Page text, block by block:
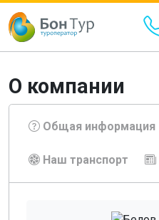
О компании
Общая информация
Наш транспорт